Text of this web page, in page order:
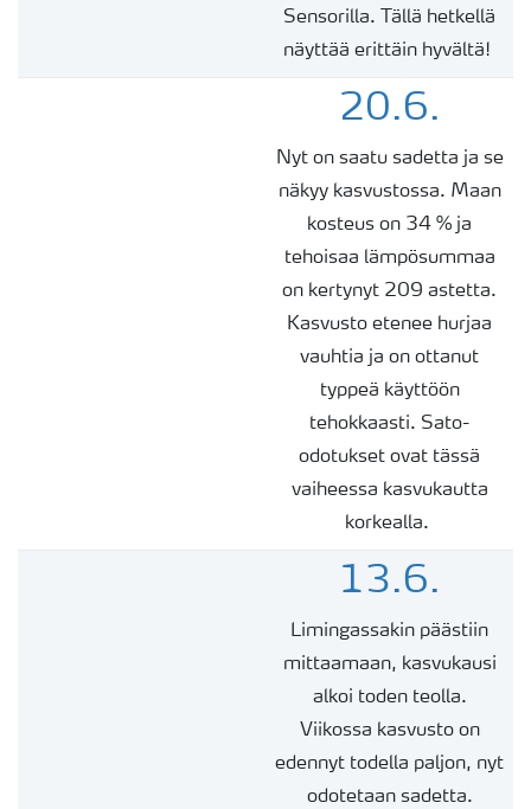
Sensorilla. Tällä hetkellä
näyttää erittäin hyvältä!
20.6.
Nyt onsaatu sadetta ja se
näkyy kasvustossa. Maan
kosteus on 34 % ja
tehoisaa lämpösummaa
on kertynyt 209 astetta.
Kasvusto etenee hurjaa
vauhtia ja on ottanut
typpeä käyttöön
tehokkaasti. Sato-
odotukset ovat tässä
vaiheessa kasvukautta
korkealla.
13.6.
Limingassakin päästiin
mittaamaan, kasvukausi
alkoi toden teolla.
Viikossa kasvusto on
edennyt todella paljon, nyt
odotetaan sadetta.